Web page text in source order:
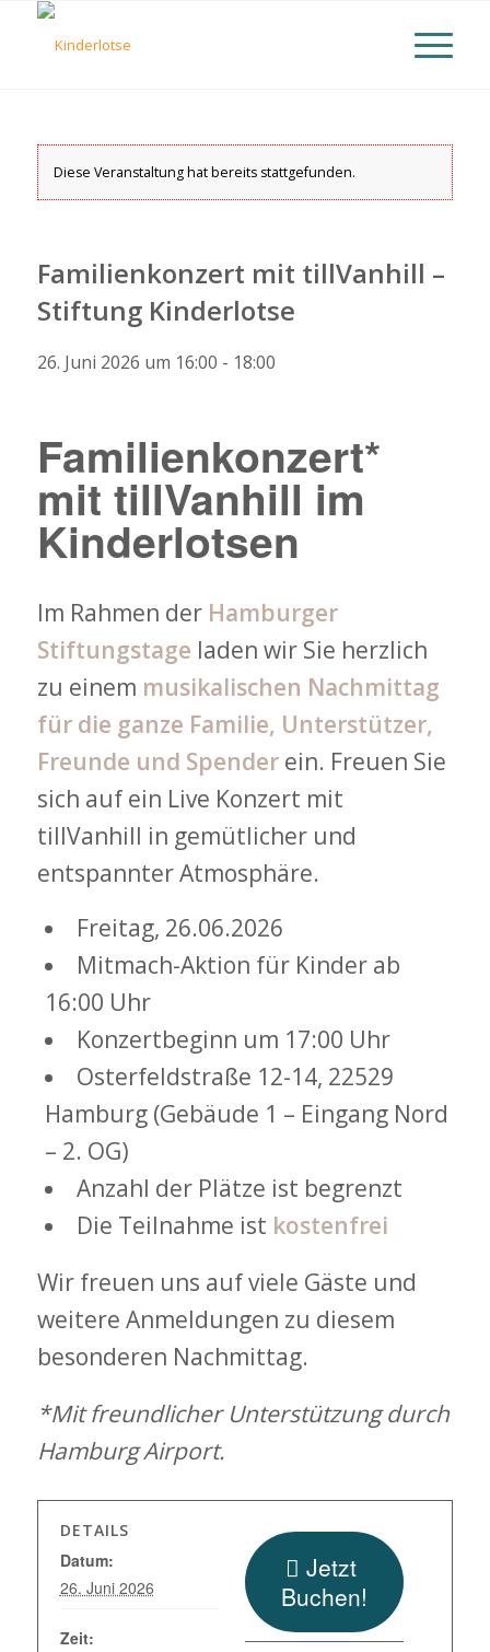
Diese Veranstaltung hat bereits stattgefunden.
Familienkonzert mit tillVanhill –
Stiftung Kinderlotse
26. Juni 2026 um 16:00 - 18:00
Familienkonzert*
mit tillVanhill im
Kinderlotsen
Im Rahmen der Hamburger
Stiftungstage laden wir Sie herzlich
zu einem musikalischen Nachmittag
für die ganze Familie, Unterstützer,
Freunde und Spenderein. Freuen Sie
sich auf ein Live Konzert mit
tillVanhill in gemütlicher und
entspannter Atmosphäre.
Freitag, 26.06.2026
Mitmach-Aktion für Kinder ab
16:00 Uhr
Konzertbeginn um 17:00 Uhr
Osterfeldstraße 12-14, 22529
Hamburg (Gebäude 1 – Eingang Nord
– 2. OG)
Anzahl der Plätze ist begrenzt
Die Teilnahme ist kostenfrei
Wir freuen uns auf viele Gäste und
weitere Anmeldungen zu diesem
besonderen Nachmittag.
*Mit freundlicher Unterstützung durch
Hamburg Airport.
DETAILS
Datum:
26. Juni 2026
Zeit:
Jetzt
Buchen!